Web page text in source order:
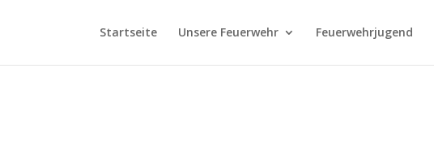
Startseite Unsere Feuerwehr Feuerwehrjugend